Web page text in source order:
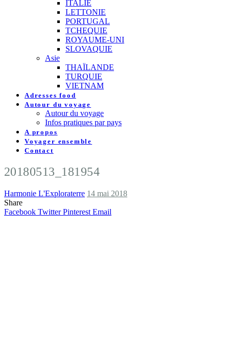
ITALIE
LETTONIE
PORTUGAL
TCHEQUIE
ROYAUME-UNI
SLOVAQUIE
Asie
THAÏLANDE
TURQUIE
VIETNAM
Adresses food
Autour du voyage
Autour du voyage
Infos pratiques par pays
A propos
Voyager ensemble
Contact
20180513_181954
Harmonie L'Exploraterre 14 mai 2018
Share
Facebook Twitter Pinterest Email